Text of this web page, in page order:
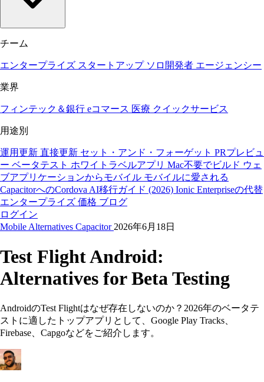
チーム
エンタープライズ スタートアップ ソロ開発者 エージェンシー
業界
フィンテック＆銀行 eコマース 医療 クイックサービス
用途別
運用更新 直接更新 セット・アンド・フォーゲット PRプレビュ
ー ベータテスト ホワイトラベルアプリ Mac不要でビルド ウェ
ブアプリケーションからモバイル モバイルに愛される
CapacitorへのCordova AI移行ガイド (2026) Ionic Enterpriseの代替
エンタープライズ 価格 ブログ
ログイン
Mobile Alternatives Capacitor 2026年6月18日
Test Flight Android:
Alternatives for Beta Testing
AndroidのTest Flightはなぜ存在しないのか？2026年のベータテ
ストに適したトップアプリとして、Google Play Tracks、
Firebase、Capgoなどをご紹介します。